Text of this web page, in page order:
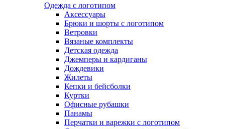
Одежда с логотипом
Аксессуары
Брюки и шорты с логотипом
Ветровки
Вязаные комплекты
Детская одежда
Джемперы и кардиганы
Дождевики
Жилеты
Кепки и бейсболки
Куртки
Офисные рубашки
Панамы
Перчатки и варежки с логотипом